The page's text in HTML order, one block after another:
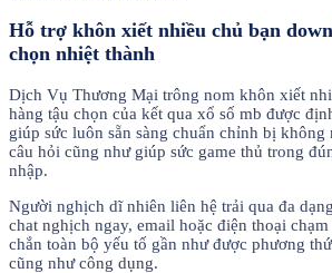
Hỗ trợ khôn xiết nhiều chủ bạn
chọn nhiệt thành
Dịch Vụ Thương Mại trông nom khôn xiết
hàng tậu chọn của kết qua xổ số mb được
giúp sức luôn sẵn sàng chuẩn chỉnh bị
câu hỏi cũng như giúp sức game thủ trong
nhập.
Người nghịch dĩ nhiên liên hệ trải qua đa
chat nghịch ngay, email hoặc điện thoại
chắn toàn bộ yếu tố gần như được phương
cũng như công dụng.